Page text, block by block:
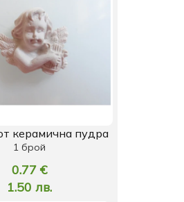
керамична пудра
1 брой
0.77 €
1.50 лв.